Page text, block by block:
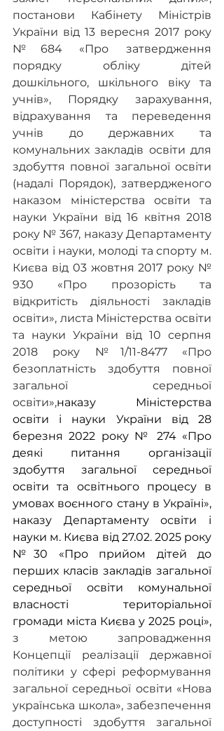
постанови Кабінету Міністрів
України від 13 вересня 2017 року
№684 «Про затвердження
порядку обліку дітей
дошкільного, шкільного віку та
учнів», Порядку зарахування,
відрахування та переведення
учнів до державних та
комунальних закладів освіти для
здобуття повної загальної освіти
(надалі Порядок), затвердженого
наказом міністерства освіти та
науки України від 16 квітня 2018
року № 367, наказу Департаменту
освіти і науки, молоді та спорту м.
Києва від 03 жовтня 2017 року №
930 «Про прозорість та
відкритість діяльності закладів
освіти», листа Міністерства освіти
та науки України від 10 серпня
2018 року №1/11-8477 «Про
безоплатність здобуття повної
загальної середньої
освіти»,наказу Міністерства
освіти і науки України від 28
березня 2022 року № 274 «Про
деякі питання організації
здобуття загальної середньої
освіти та освітнього процесу в
умовах воєнного стану в Україні»,
наказу Департаменту освіти і
науки м. Києва від 27.02. 2025 року
№30 «Про прийом дітей до
перших класів закладів загальної
середньої освіти комунальної
власності територіальної
з метою запровадження
Концепції реалізації державної
політики у сфері реформування
загальної середньої освіти «Нова
українська школа», забезпечення
доступності здобуття загальної